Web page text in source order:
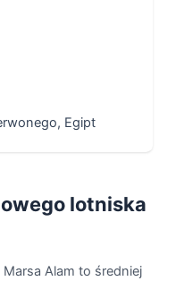
Egipt
lotniska
Alam to średniej